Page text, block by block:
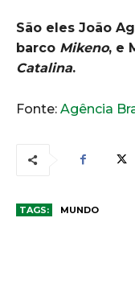
São eles João
barco Mikeno, e
Catalina.
Fonte: Agência
TAGS: MUNDO